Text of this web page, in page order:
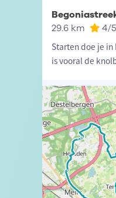
29.6 km 4/5
Starten doe je
is vooral de